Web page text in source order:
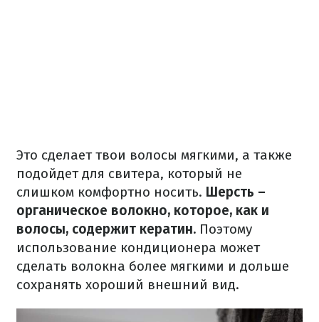
Это сделает твои волосы мягкими, а также
подойдет для свитера, который не
слишком комфортно носить. Шерсть –
органическое волокно, которое, как и
волосы, содержит кератин. Поэтому
использование кондиционера может
сделать волокна более мягкими и дольше
сохранять хороший внешний вид.